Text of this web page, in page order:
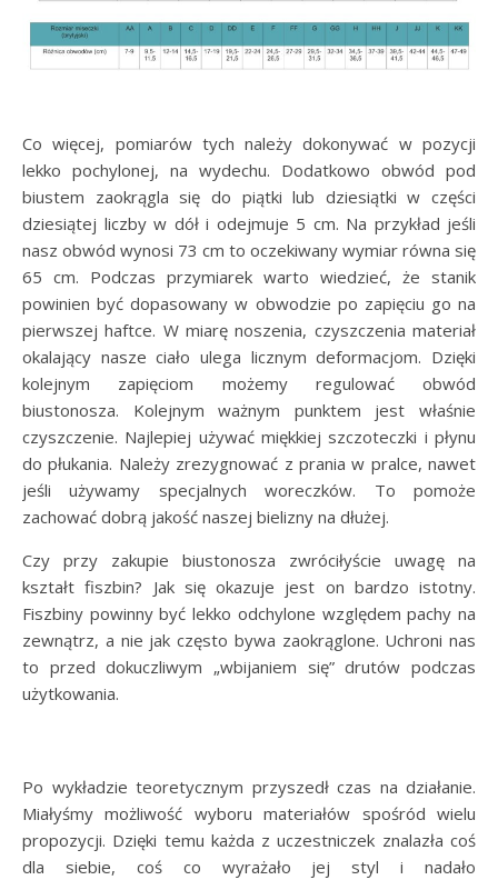
Co więcej, pomiarów tych należy dokonywać w pozycji
lekko pochylonej, na wydechu. Dodatkowo obwód pod
biustem zaokrągla się do piątki lub dziesiątki w części
dziesiątej liczby w dół i odejmuje 5 cm. Na przykład jeśli
nasz obwód wynosi 73 cm to oczekiwany wymiar równa się
65 cm. Podczas przymiarek warto wiedzieć, że stanik
powinien być dopasowany w obwodzie po zapięciu go na
pierwszej haftce. W miarę noszenia, czyszczenia materiał
okalający nasze ciało ulega licznym deformacjom. Dzięki
kolejnym zapięciom możemy regulować obwód
biustonosza. Kolejnym ważnym punktem jest właśnie
czyszczenie. Najlepiej używać miękkiej szczoteczki i płynu
do płukania. Należy zrezygnować z prania w pralce, nawet
jeśli używamy specjalnych woreczków. To pomoże
zachować dobrą jakość naszej bielizny na dłużej.
Czy przy zakupie biustonosza zwróciłyście uwagę na
kształt fiszbin? Jak się okazuje jest on bardzo istotny.
Fiszbiny powinny być lekko odchylone względem pachy na
zewnątrz, a nie jak często bywa zaokrąglone. Uchroni nas
to przed dokuczliwym „wbijaniem się” drutów podczas
użytkowania.
Po wykładzie teoretycznym przyszedł czas na działanie.
Miałyśmy możliwość wyboru materiałów spośród wielu
propozycji. Dzięki temu każda z uczestniczek znalazła coś
dla siebie, coś co wyrażało jej styl i nadało